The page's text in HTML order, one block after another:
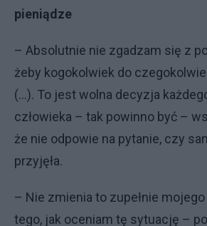
pieniądze
– Absolutnie nie zgadzam się z
żeby kogokolwiek do
(...). To jest wolna decyzja
człowieka – tak powinno być –
że nie odpowie na pytanie, czy
przyjęła.
– Nie zmienia to zupełnie
tego, jak oceniam tę sytuację –